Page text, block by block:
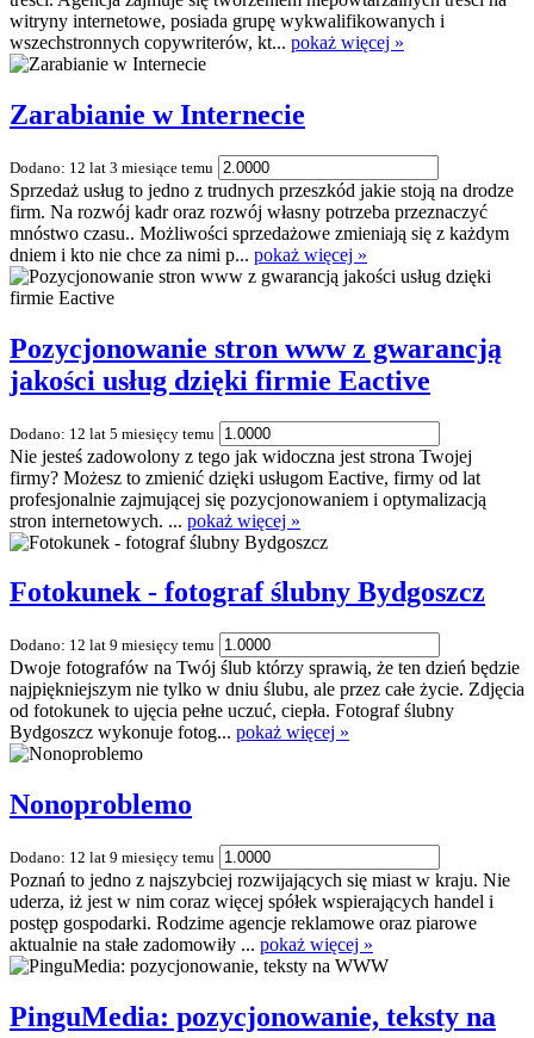
witryny internetowe, posiada grupę wykwalifikowanych i
wszechstronnych copywriterów, kt... pokaż więcej »
Zarabianie w Internecie
Dodano: 12 lat 3 miesiące temu
Sprzedaż usług to jedno z trudnych przeszkód jakie stoją na drodze
firm. Na rozwój kadr oraz rozwój własny potrzeba przeznaczyć
mnóstwo czasu.. Możliwości sprzedażowe zmieniają się z każdym
dniem i kto nie chce za nimi p... pokaż więcej »
Pozycjonowanie stron www z gwarancją
jakości usług dzięki firmie Eactive
Dodano: 12 lat 5 miesięcy temu
Nie jesteś zadowolony z tego jak widoczna jest strona Twojej
firmy? Możesz to zmienić dzięki usługom Eactive, firmy od lat
profesjonalnie zajmującej się pozycjonowaniem i optymalizacją
stron internetowych. ... pokaż więcej »
Fotokunek - fotograf ślubny Bydgoszcz
Dodano: 12 lat 9 miesięcy temu
Dwoje fotografów na Twój ślub którzy sprawią, że ten dzień będzie
najpiękniejszym nie tylko w dniu ślubu, ale przez całe życie. Zdjęcia
od fotokunek to ujęcia pełne uczuć, ciepła. Fotograf ślubny
Bydgoszcz wykonuje fotog... pokaż więcej »
Nonoproblemo
Dodano: 12 lat 9 miesięcy temu
Poznań to jedno z najszybciej rozwijających się miast w kraju. Nie
uderza, iż jest w nim coraz więcej spółek wspierających handel i
postęp gospodarki. Rodzime agencje reklamowe oraz piarowe
aktualnie na stałe zadomowiły ... pokaż więcej »
PinguMedia: pozycjonowanie, teksty na